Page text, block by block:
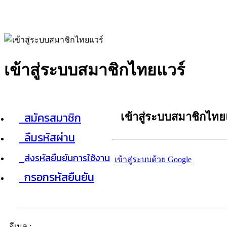
เข้าสู่ระบบสมาชิกไทยแวร์
สมัครสมาชิก
ลืมรหัสผ่าน
ส่งรหัสยืนยันการใช้งาน
กรอกรหัสยืนยัน
เข้าสู่ระบบสมาชิกไท
เข้าสู่ระบบด้วย Google